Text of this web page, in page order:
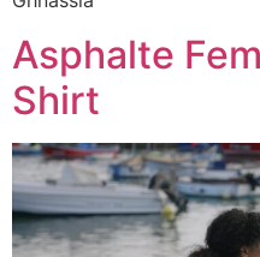
Asphalte
Shirt